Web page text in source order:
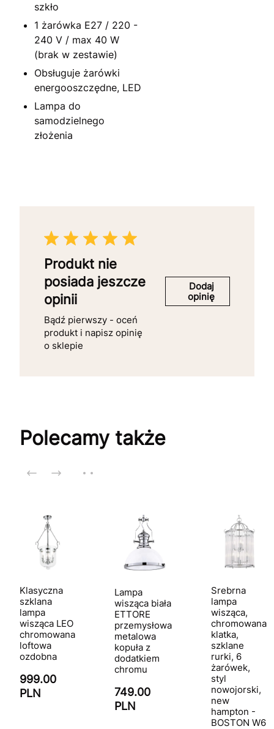
szkło
1 żarówka E27 / 220 -
240 V / max 40 W
(brak w zestawie)
Obsługuje żarówki
energooszczędne, LED
Lampa do
samodzielnego
złożenia
Produkt nie
posiada jeszcze
opinii
Bądź pierwszy - oceń
produkt i napisz opinię
o sklepie
Dodaj
opinię
Polecamy także
Klasyczna
szklana
lampa
wisząca LEO
chromowana
loftowa
ozdobna
999.00
PLN
Lampa
wisząca biała
ETTORE
przemysłowa
metalowa
kopuła z
dodatkiem
chromu
749.00
PLN
Srebrna
lampa
wisząca,
chromowana
klatka,
szklane
rurki, 6
żarówek,
styl
nowojorski,
new
hampton -
BOSTON W6